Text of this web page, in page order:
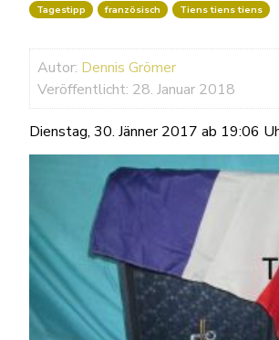
Tagestipp französisch Tiens tiens tiens
Autor: Dennis Grömer
Veröffentlicht: 28. Januar 2018
Dienstag, 30. Jänner 2017 ab 19:06